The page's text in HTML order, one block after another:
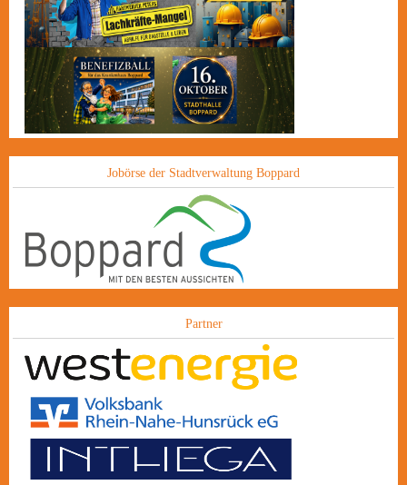
Jobörse der Stadtverwaltung Boppard
Partner